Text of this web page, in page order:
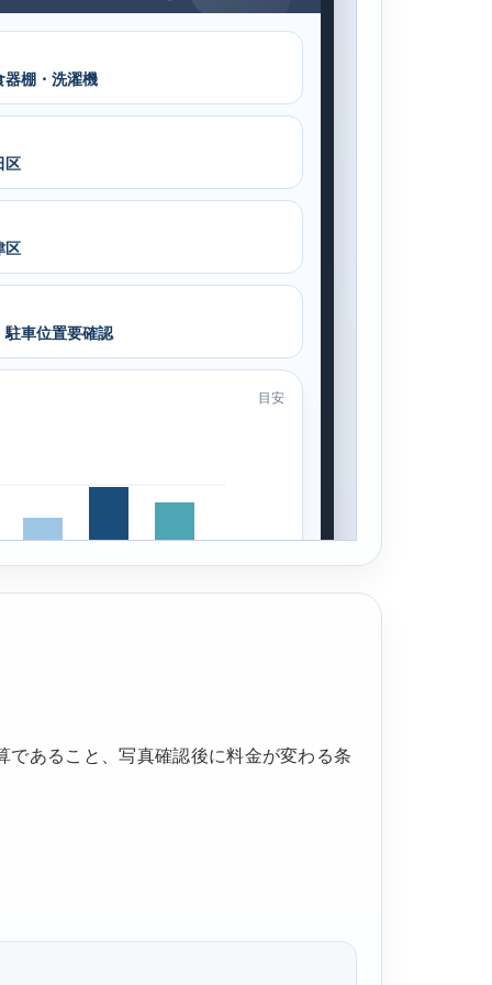
あること、写真確認後に料金が変わる条